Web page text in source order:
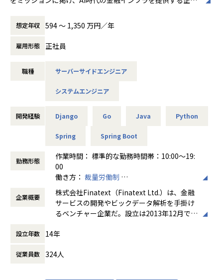
■業務の流れ・日々のコミュニケーション
【プロジェクトの進め方】
方針・コスト・セキュリティの確認 → 要件を分解しタスク
ムで分担しながらタスク実行
・自社サービス：スクラム形式（週1〜2回のプランニング・
チームで分担しながらタスク実行）
【プロジェクトにおけるコミュニケーション】
・朝会・昼会（デイリー）：持ちタスクの状況・課題・完了
予定・次のタスクを共有
・Slack：随時困りごとの相談や手が空いた際の声かけなど
・Discord / Slackハドル：議論が必要な内容、補足が必要な
ミュニケーションをとりながら進めます
金融のDXを推進し、非金融事業者の金融サービスの参入障壁
を下げることで、金融がもっと暮らしに寄り添う世の中の実
現を目指しています。 金融サービスのあるべき姿をユーザー
視点から見直し、パートナー事業者と共に新しい金融サービ
ータAIソリューションの「株式会社ナウキャスト」、証券ビ
ス」、次世代型デジタル保険の「スマートプラス少額短期保
する「株式会社スマートプラスクレジット」といった事業会
現在、日本の多くの金融機関は、レガシーで重厚長大なシス
テムによって、デジタルな顧客体験を最適化するような改善
が行えないという課題を抱えています。 こういった課題を抱
える日本の金融システムを、モダンな環境（オンプレミス→
クラウド）、技術（Go/コンテナ）、設計（モノリス→マイ
クロサービス）を使って作り直しています。 スタートアップ
ながら、三菱UFJフィナンシャル・グループ、大和証券、MS
&AD、日本生命などの日本を代表する企業とインフラ領域で
協業し、高い評価を得ております。
想定年収 594 〜 1,350 万円／年
雇用形態 正社員
職種 サーバーサイドエンジニア
システムエンジニア
開発経験 Django Go Java Python
Spring Spring Boot
勤務形態
作業時間： 標準的な勤務時間帯：10:00～19:
00
働き方： 裁量労働制
時間外労働の有無： 有（月平均30時間）
休憩時間： 60分
企業概要
株式会社Finatext（Finatext Ltd.）は、金融
サービスの開発やビックデータ解析を手掛け
るベンチャー企業だ。設立は2013年12月で、
事業を展開しております。
グループとして3つの事業を展開し、Finatex
設立年数 14年
従業員数 324人